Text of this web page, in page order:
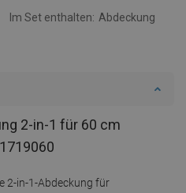
Im Set enthalten: Abdeckung
2-in-1 für 60 cm
2-in-1-Abdeckung für